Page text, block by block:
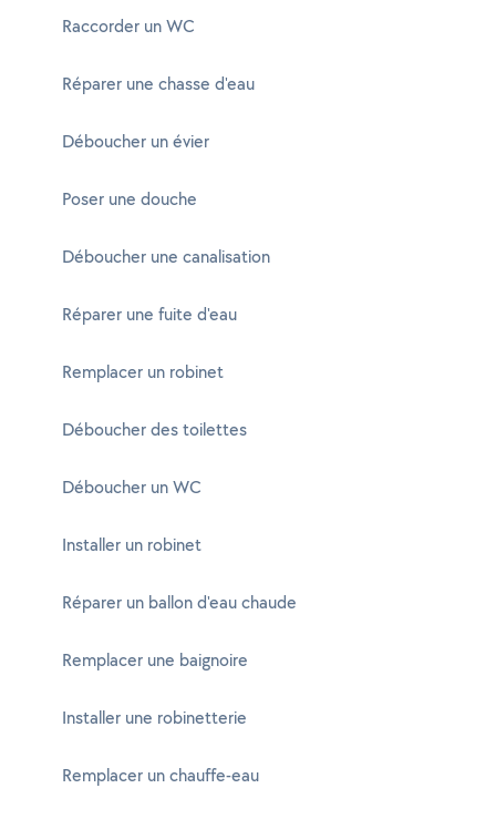
Raccorder un WC
Réparer une chasse d'eau
Déboucher un évier
Poser une douche
Déboucher une canalisation
Réparer une fuite d'eau
Remplacer un robinet
Déboucher des toilettes
Déboucher un WC
Installer un robinet
Réparer un ballon d'eau chaude
Remplacer une baignoire
Installer une robinetterie
Remplacer un chauffe-eau